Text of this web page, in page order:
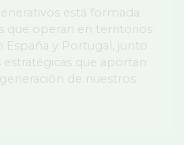
está formada
que operan en territorios
España y Portugal, junto
estratégicas que aportan
de nuestros